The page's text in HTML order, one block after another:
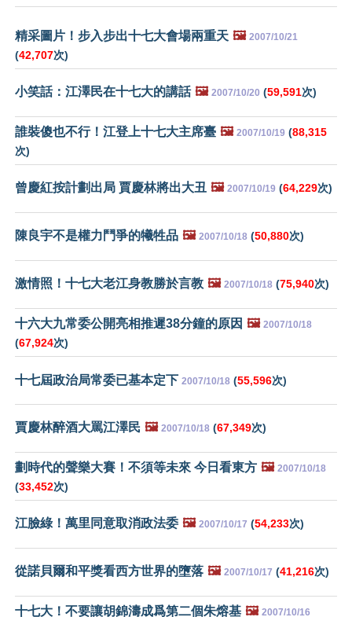
精采圖片！步入步出十七大會場兩重天 🖼️ 2007/10/21
(42,707次)
小笑話：江澤民在十七大的講話 🖼️ 2007/10/20 (59,591次)
誰裝傻也不行！江登上十七大主席臺 🖼️ 2007/10/19 (88,315
次)
曾慶紅按計劃出局 賈慶林將出大丑 🖼️ 2007/10/19 (64,229次)
陳良宇不是權力鬥爭的犧牲品 🖼️ 2007/10/18 (50,880次)
激情照！十七大老江身教勝於言教 🖼️ 2007/10/18 (75,940次)
十六大九常委公開亮相推遲38分鐘的原因 🖼️ 2007/10/18
(67,924次)
十七屆政治局常委已基本定下 2007/10/18 (55,596次)
賈慶林醉酒大罵江澤民 🖼️ 2007/10/18 (67,349次)
劃時代的聲樂大賽！不須等未來 今日看東方 🖼️ 2007/10/18
(33,452次)
江臉綠！萬里同意取消政法委 🖼️ 2007/10/17 (54,233次)
從諾貝爾和平獎看西方世界的墮落 🖼️ 2007/10/17 (41,216次)
十七大！不要讓胡錦濤成爲第二個朱熔基 🖼️ 2007/10/16